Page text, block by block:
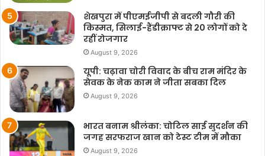
शेखपुरा में पीएमईजीपी से बदली गौरी की
किस्मत, सिलाई-हैंडीक्राफ्ट से 20 लोगों को दे
रहीं रोजगार
August 9, 2026
यूपी: चढ़ावा चोरी विवाद के बीच राम मंदिर के
सेवक के नेक काम ने जीता सबका दिल
August 9, 2026
भारत बनाम श्रीलंका: चोटिल साई सुदर्शन की
जगह सरफराज खान को टेस्ट टीम में मौका
August 9, 2026